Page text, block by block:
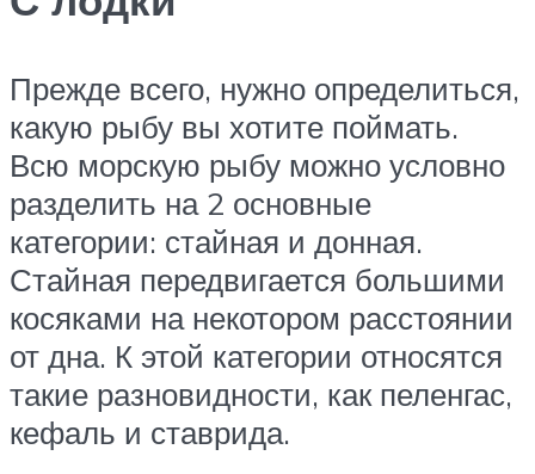
Прежде всего, нужно определиться,
какую рыбу вы хотите поймать.
Всю морскую рыбу можно условно
разделить на 2 основные
категории: стайная и донная.
Стайная передвигается большими
косяками на некотором расстоянии
от дна. К этой категории относятся
такие разновидности, как пеленгас,
кефаль и ставрида.